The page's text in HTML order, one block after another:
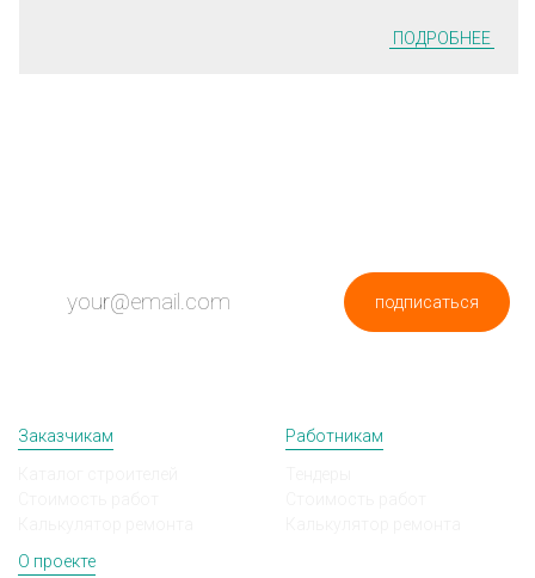
ПОДРОБНЕЕ
подписаться
Заказчикам
Работникам
О проекте